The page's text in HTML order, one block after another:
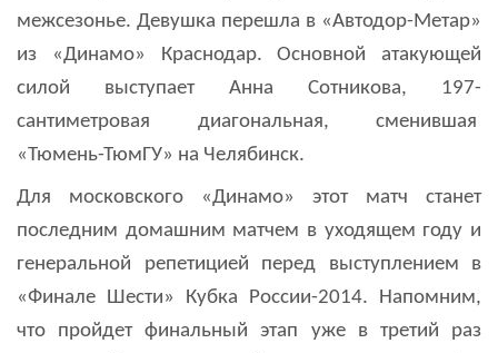
межсезонье. Девушка перешла в «Автодор-Метар»
из «Динамо» Краснодар. Основной атакующей
силой выступает Анна Сотникова, 197-
сантиметровая диагональная, сменившая
«Тюмень-ТюмГУ» на Челябинск.
Для московского «Динамо» этот матч станет
последним домашним матчем в уходящем году и
генеральной репетицией перед выступлением в
«Финале Шести» Кубка России-2014. Напомним,
что пройдет финальный этап уже в третий раз